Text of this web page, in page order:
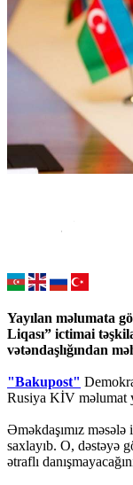
Yayılan məlumata
Liqası” ictimai
vətəndaşlığından
"Bakupost"
Rusiya KİV məlumat
Əməkdaşımız
saxlayıb. O, dəstəyə
ətraflı